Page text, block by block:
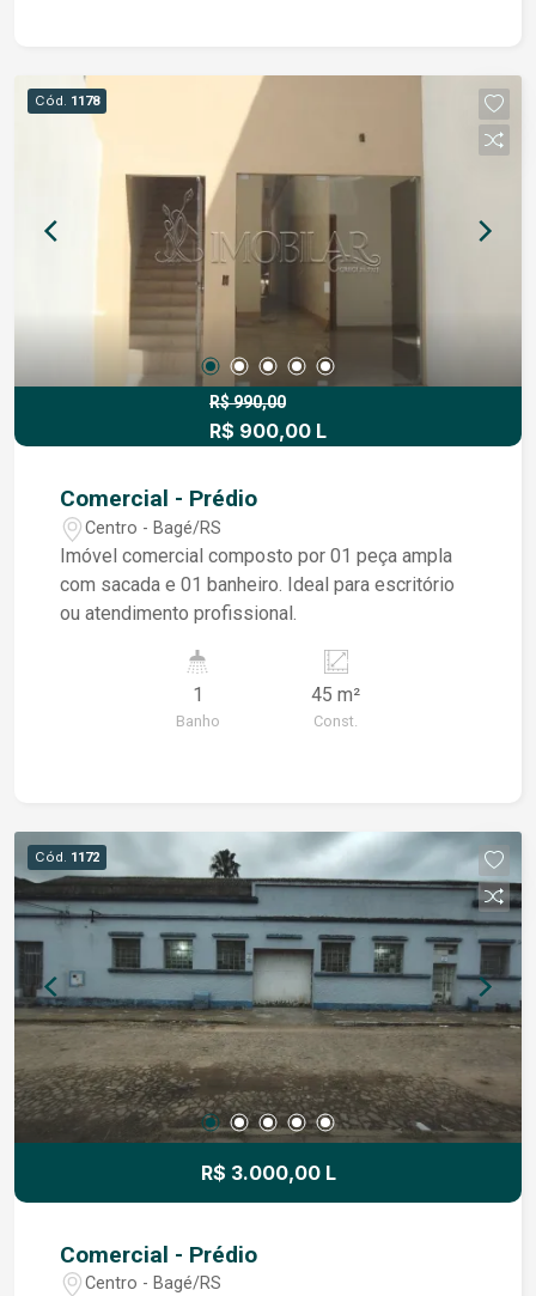
Cód. 1178
R$ 990,00
R$ 900,00 L
Comercial - Prédio
Centro - Bagé/RS
Imóvel comercial composto por 01 peça ampla
com sacada e 01 banheiro. Ideal para escritório
ou atendimento profissional.
1
Banho
45 m²
Const.
Cód. 1172
R$ 3.000,00 L
Comercial - Prédio
Centro - Bagé/RS